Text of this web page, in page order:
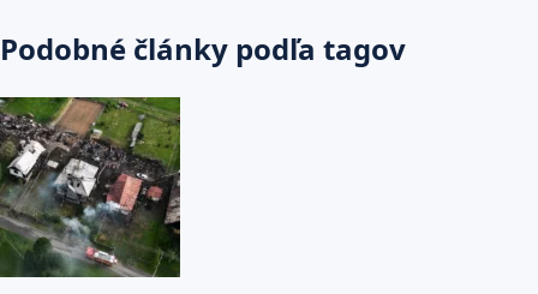
Podobné články podľa tagov